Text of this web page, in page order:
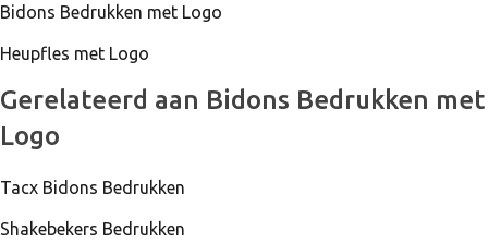
Bidons Bedrukken met Logo
Heupfles met Logo
Gerelateerd aan Bidons Bedrukken met
Logo
Tacx Bidons Bedrukken
Shakebekers Bedrukken